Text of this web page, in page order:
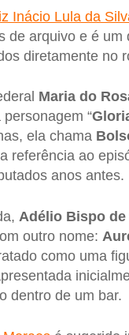
Inácio Lula da
de arquivo e é um
diretamente no
Maria do
“
ela chama
referência ao
anos antes.
Adélio Bispo
outro nome:
como uma
dentro de um bar.